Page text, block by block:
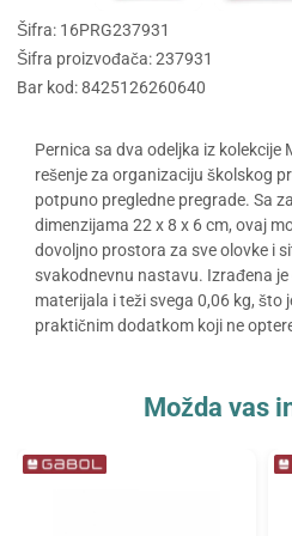
Šifra: 16PRG237931
Šifra proizvođača: 237931
Bar kod: 8425126260640
Pernica sa dva odeljka iz
rešenje za organizaciju školskog
potpuno pregledne pregrade. Sa
dimenzijama 22 x 8 x 6 cm, ovaj
dovoljno prostora za sve olovke i
svakodnevnu nastavu. Izrađena
materijala i teži svega 0,06 kg, što
praktičnim dodatkom koji ne
Možda vas